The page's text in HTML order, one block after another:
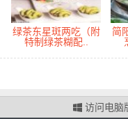
绿茶东星斑两吃（附
特制绿茶糊配..
简
访问电脑